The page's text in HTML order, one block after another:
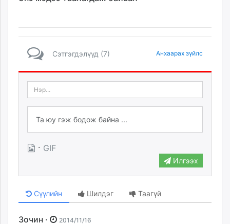
Сэтгэгдэлүүд (7) Анхаарах зүйлс
· GIF
Илгээх
Сүүлийн Шилдэг Таагүй
Зочин · 2014/11/16